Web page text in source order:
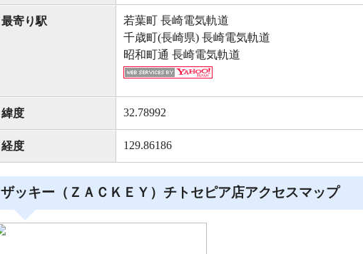
最寄り駅
若葉町 長崎電気軌道
千歳町(長崎県) 長崎電気軌道
昭和町通 長崎電気軌道
緯度 32.78992
経度 129.86186
ザッキー（ＺＡＣＫＥＹ）チトセピア店アクセスマップ